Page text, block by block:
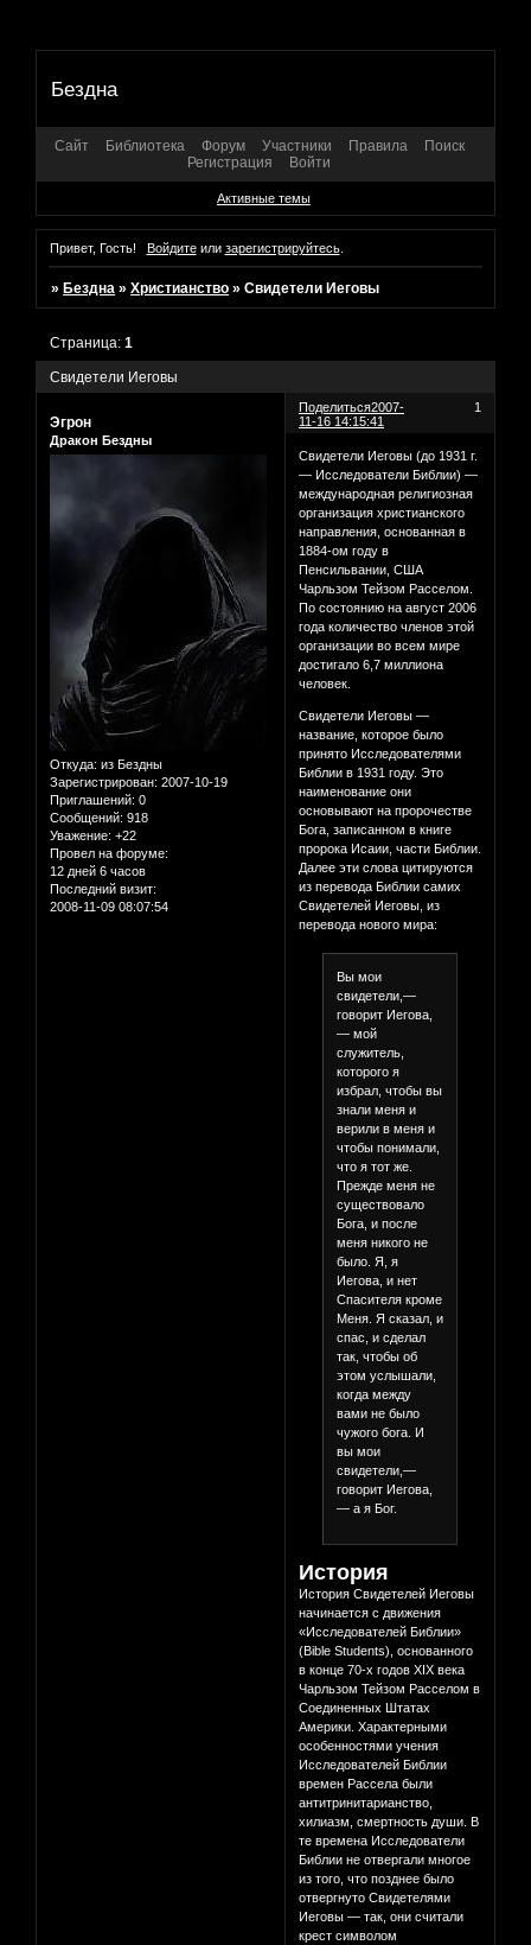
Бездна
Сайт Библиотека Форум Участники Правила
Поиск
Регистрация
Войти
Активные темы
Привет, Гость! Войдитеили зарегистрируйтесь.
»Бездна »Христианство »Свидетели Иеговы
Свидетели Иеговы
Страница:1
Поделиться 1
2007-
11-16 14:15:41
Эгрон
Дракон Бездны
Откуда: из Бездны
Зарегистрирован: 2007-10-19
Приглашений: 0
Сообщений: 918
Уважение: +22
Провел на форуме:
12 дней 6 часов
Последний визит:
2008-11-09 08:07:54
Cвидетели Иеговы (до 1931 г.
— Исследователи Библии) —
международная религиозная
организация христианского
направления, основанная в
1884-ом году в
Пенсильвании, США
Чарльзом Тейзом Расселом.
По состоянию на август 2006
года количество членов этой
организации во всем мире
достигало 6,7 миллиона
человек.
Свидетели Иеговы —
название, которое было
принято Исследователями
Библии в 1931 году. Это
наименование они
основывают на пророчестве
Бога, записанном в книге
пророка Исаии, части Библии.
Далее эти слова цитируются
из перевода Библии самих
Свидетелей Иеговы, из
перевода нового мира:
Вы мои
свидетели,—
говорит Иегова,
— мой
служитель,
которого я
избрал, чтобы вы
знали меня и
верили в меня и
чтобы понимали,
что я тот же.
Прежде меня не
существовало
Бога, и после
меня никого не
было. Я, я
Иегова, и нет
Спасителя кроме
Меня. Я сказал, и
спас, и сделал
так, чтобы об
этом услышали,
когда между
вами не было
чужого бога. И
вы мои
свидетели,—
говорит Иегова,
— а я Бог.
История
История Свидетелей Иеговы
начинается с движения
«Исследователей Библии»
(Bible Students), основанного
в конце 70-х годов XIX века
Чарльзом Тейзом Расселом в
Соединенных Штатах
Америки. Характерными
особенностями учения
Исследователей Библии
времен Рассела были
антитринитарианство,
хилиазм, смертность души. В
те времена Исследователи
Библии не отвергали многое
из того, что позднее было
отвергнуто Свидетелями
Иеговы — так, они cчитали
крест символом